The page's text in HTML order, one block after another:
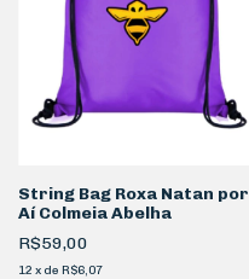
String Bag Roxa Natan por
Aí Colmeia Abelha
R$59,00
12 x de R$6,07